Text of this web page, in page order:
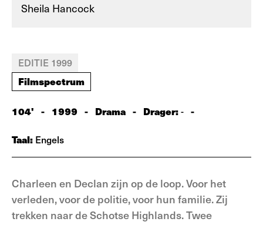
Sheila Hancock
EDITIE 1999
Filmspectrum
104' - 1999 - Drama - Drager:- -
Taal: Engels
Charleen en Declan zijn op de loop. Voor het
verleden, voor de politie, voor hun familie. Zij
trekken naar de Schotse Highlands. Twee